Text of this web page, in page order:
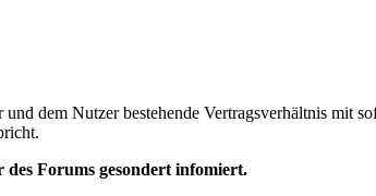
dem Nutzer bestehende Vertragsverhältnis mit
Forums gesondert infomiert.